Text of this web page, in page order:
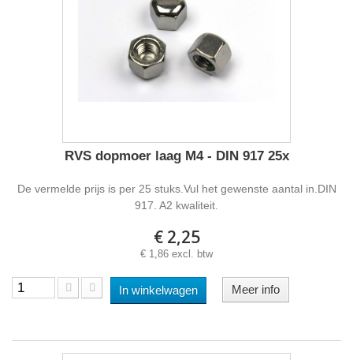
RVS dopmoer laag M4 - DIN 917 25x
De vermelde prijs is per 25 stuks.Vul het gewenste aantal in.DIN
917. A2 kwaliteit.
€ 2,25
€ 1,86 excl. btw
In winkelwagen Meer info